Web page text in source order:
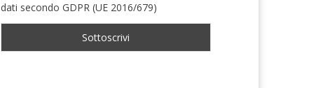
dati secondo GDPR (UE 2016/679)